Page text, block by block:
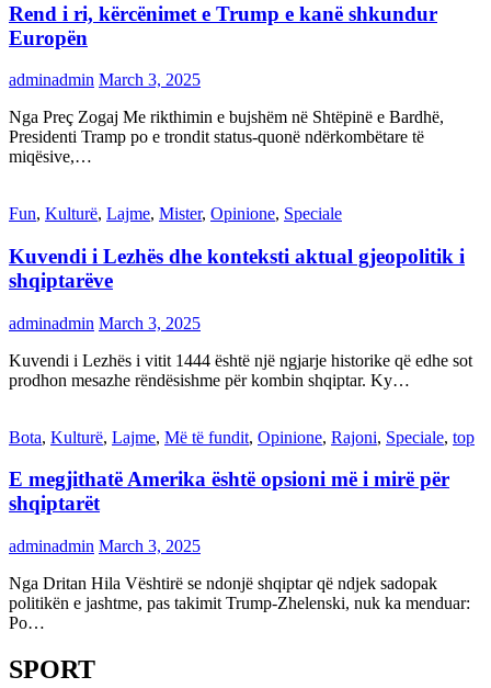
Rend i ri, kërcënimet e Trump e kanë shkundur
Europën
adminadmin March 3, 2025
Nga Preç Zogaj Me rikthimin e bujshëm në Shtëpinë e Bardhë,
Presidenti Tramp po e trondit status-quonë ndërkombëtare të
miqësive,…
Fun, Kulturë, Lajme, Mister, Opinione, Speciale
Kuvendi i Lezhës dhe konteksti aktual gjeopolitik i
shqiptarëve
adminadmin March 3, 2025
Kuvendi i Lezhës i vitit 1444 është një ngjarje historike që edhe sot
prodhon mesazhe rëndësishme për kombin shqiptar. Ky…
Bota, Kulturë, Lajme, Më të fundit, Opinione, Rajoni, Speciale, top
E megjithatë Amerika është opsioni më i mirë për
shqiptarët
adminadmin March 3, 2025
Nga Dritan Hila Vështirë se ndonjë shqiptar që ndjek sadopak
politikën e jashtme, pas takimit Trump-Zhelenski, nuk ka menduar:
Po…
SPORT